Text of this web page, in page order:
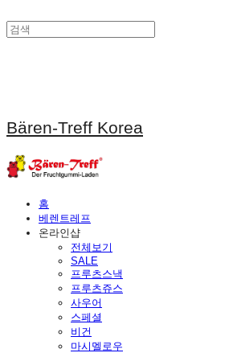
Bären-Treff Korea
홈
베렌트레프
온라인샵
전체보기
SALE
프루츠스낵
프루츠쥬스
사우어
스페셜
비건
마시멜로우